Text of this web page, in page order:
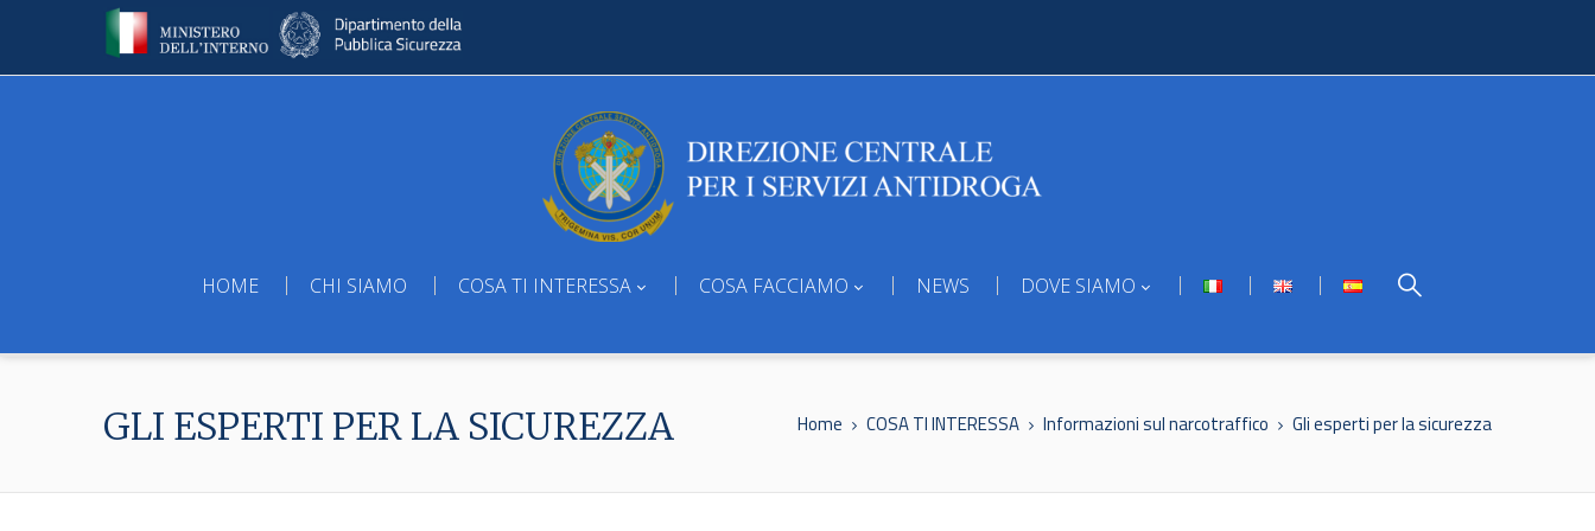
HOME CHI SIAMO COSA TI INTERESSA COSA FACCIAMO NEWS DOVE SIAMO
GLI ESPERTI PER LA SICUREZZA Home COSA TI INTERESSA Informazioni sul narcotraffico Gli esperti per la sicurezza